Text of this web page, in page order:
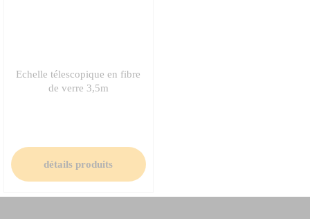
Echelle télescopique en fibre
de verre 3,5m
détails produits